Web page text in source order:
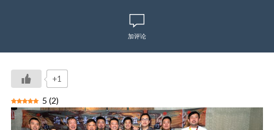
加评论
+1
5 (2)